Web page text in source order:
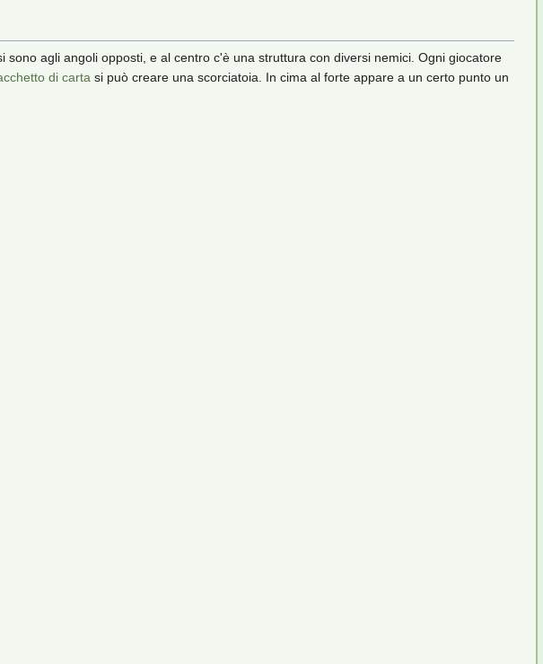
agli angoli opposti, e al centro c'è una struttura con diversi nemici. Ogni giocatore
di carta si può creare una scorciatoia. In cima al forte appare a un certo punto un